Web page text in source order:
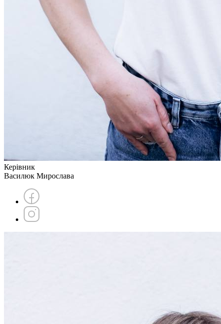
Керівник
Василюк Мирослава